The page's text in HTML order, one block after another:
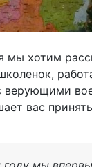
мы хотим
верующими
вас